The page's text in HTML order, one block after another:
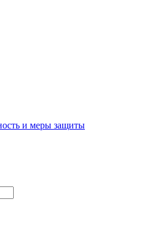
и меры защиты